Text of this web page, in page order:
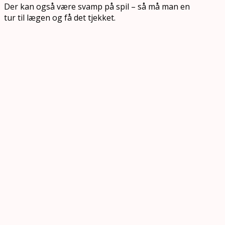
Der kan også være svamp på spil – så må man en
tur til lægen og få det tjekket.